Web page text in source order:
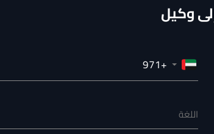
وكيل
اللغة